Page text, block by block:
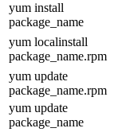
yum install
package_name
yum localinstall
package_name.rpm
yum update
package_name.rpm
yum update
package_name